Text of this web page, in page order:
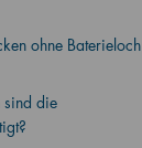
ohne Baterieloch
sind die